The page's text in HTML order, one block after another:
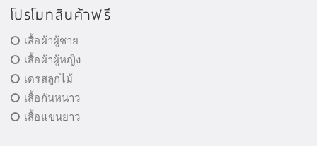
โปรโมทสินค้าฟรี
เสื้อผ้าผู้ชาย
เสื้อผ้าผู้หญิง
เดรสลูกไม้
เสื้อกันหนาว
เสื้อแขนยาว